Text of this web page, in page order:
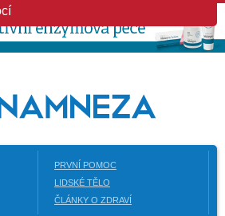
PRVNÍ POMOC
LIDSKÉ TĚLO
ČLÁNKY O ZDRAVÍ